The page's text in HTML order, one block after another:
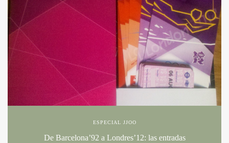
ESPECIAL JJOO
De Barcelona’92 a Londres’12: las entradas